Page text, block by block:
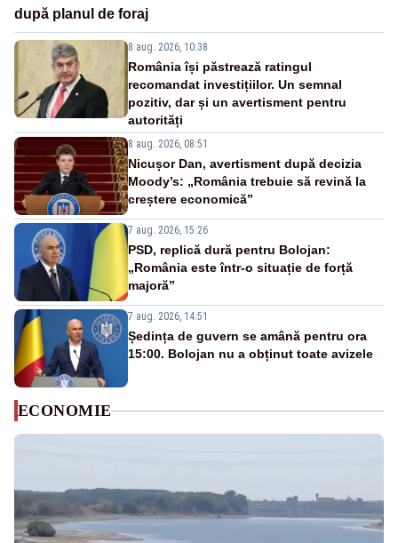
după planul de foraj
8 aug. 2026, 10:38
România își păstrează ratingul
recomandat investițiilor. Un semnal
pozitiv, dar și un avertisment pentru
autorități
8 aug. 2026, 08:51
Nicușor Dan, avertisment după decizia
Moody’s: „România trebuie să revină la
creștere economică”
7 aug. 2026, 15:26
PSD, replică dură pentru Bolojan:
„România este într-o situație de forță
majoră”
7 aug. 2026, 14:51
Ședința de guvern se amână pentru ora
15:00. Bolojan nu a obținut toate avizele
ECONOMIE